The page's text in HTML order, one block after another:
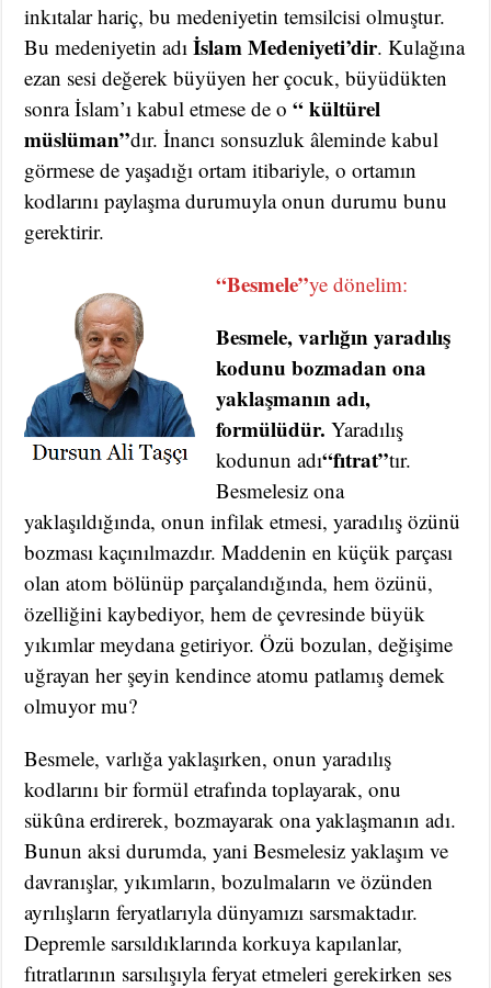
inkıtalar hariç, bu medeniyetin temsilcisi olmuştur.
Bu medeniyetin adıİslam Medeniyeti’dir. Kulağına
ezan sesi değerek büyüyen her çocuk, büyüdükten
sonra İslam’ı kabul etmese de o“ kültürel
müslüman”dır. İnancı sonsuzluk âleminde kabul
görmese de yaşadığı ortam itibariyle, o ortamın
kodlarını paylaşma durumuyla onun durumu bunu
gerektirir.
“Besmele”ye dönelim:
Besmele, varlığın yaradılış
kodunu bozmadan ona
yaklaşmanın adı,
formülüdür. Yaradılış
kodunun adı“fıtrat”tır.
Besmelesiz ona
yaklaşıldığında, onun infilak etmesi, yaradılış özünü
bozması kaçınılmazdır. Maddenin en küçük parçası
olan atom bölünüp parçalandığında, hem özünü,
özelliğini kaybediyor, hem de çevresinde büyük
yıkımlar meydana getiriyor. Özü bozulan, değişime
uğrayan her şeyin kendince atomu patlamış demek
olmuyor mu?
Besmele, varlığa yaklaşırken, onun yaradılış
kodlarını bir formül etrafında toplayarak, onu
sükûna erdirerek, bozmayarak ona yaklaşmanın adı.
Bunun aksi durumda, yani Besmelesiz yaklaşım ve
davranışlar, yıkımların, bozulmaların ve özünden
ayrılışların feryatlarıyla dünyamızı sarsmaktadır.
Depremle sarsıldıklarında korkuya kapılanlar,
fıtratlarının sarsılışıyla feryat etmeleri gerekirken ses